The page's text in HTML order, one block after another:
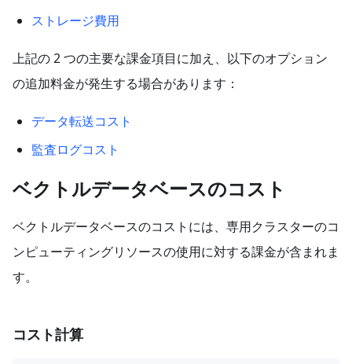
ストレージ費用
上記の 2 つの主要な課金項目に加え、以下のオプション
の追加料金が発生する場合があります：
データ転送コスト
監査ログコスト
ベクトルデータベースのコスト
ベクトルデータベースのコストには、専用クラスターのコ
ンピューティングリソースの使用に対する課金が含まれま
す。
コスト計算